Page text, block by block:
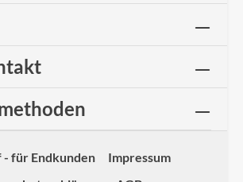
für Endkunden
Impressum